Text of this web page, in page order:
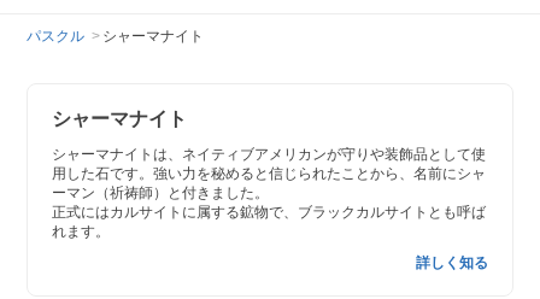
パスクル シャーマナイト
シャーマナイト
シャーマナイトは、ネイティブアメリカンが守りや装飾品として使
用した石です。強い力を秘めると信じられたことから、名前にシャ
ーマン（祈祷師）と付きました。
正式にはカルサイトに属する鉱物で、ブラックカルサイトとも呼ば
れます。
詳しく知る